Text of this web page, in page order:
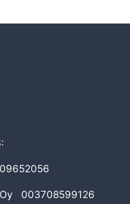
003708599126